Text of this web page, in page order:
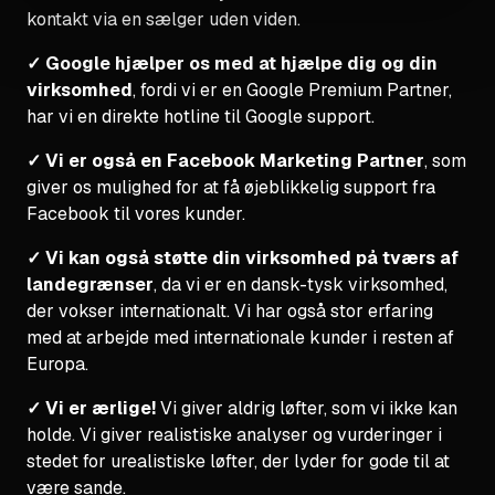
kontakt via en sælger uden viden.
✓ Google hjælper os med at hjælpe dig og din
virksomhed, fordi vi er en Google Premium Partner,
har vi en direkte hotline til Google support.
✓ Vi er også en Facebook Marketing Partner, som
giver os mulighed for at få øjeblikkelig support fra
Facebook til vores kunder.
✓ Vi kan også støtte din virksomhed på tværs af
landegrænser, da vi er en dansk-tysk virksomhed,
der vokser internationalt. Vi har også stor erfaring
med at arbejde med internationale kunder i resten af
Europa.
✓ Vi er ærlige!Vi giver aldrig løfter, som vi ikke kan
holde. Vi giver realistiske analyser og vurderinger i
stedet for urealistiske løfter, der lyder for gode til at
være sande.